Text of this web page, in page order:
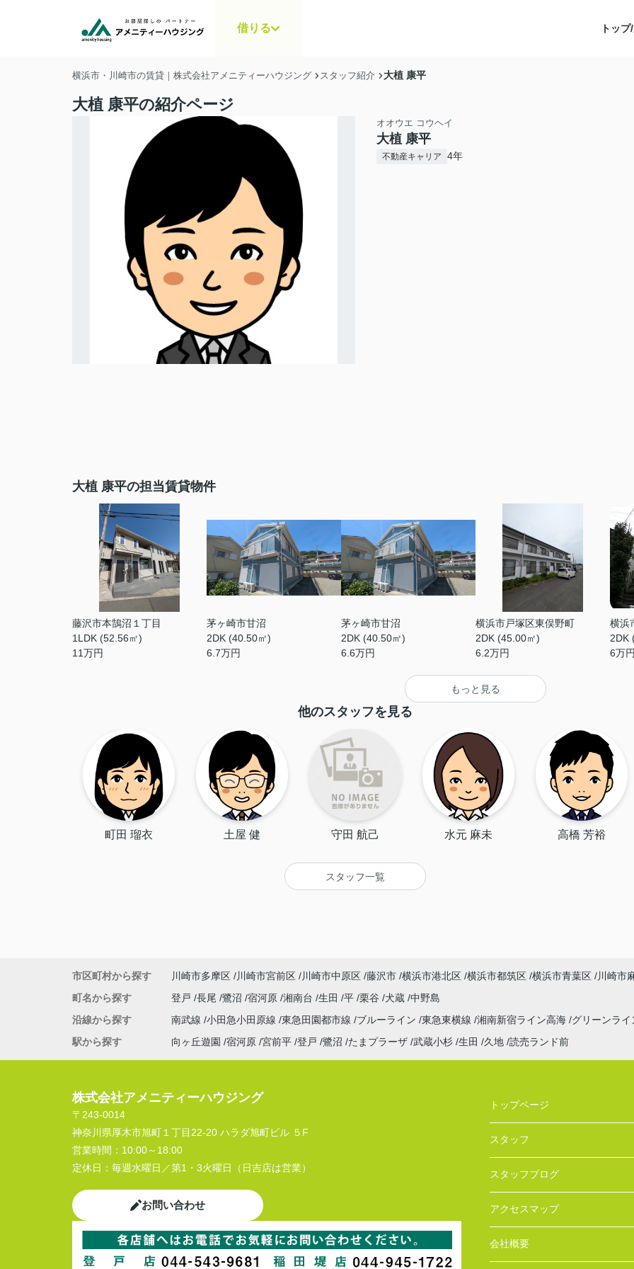
借りる トップ/
横浜市・川崎市の賃貸｜株式会社アメニティーハウジング スタッフ紹介 大植 康平
大植 康平の紹介ページ
オオウエ コウヘイ
大植 康平
不動産キャリア 4年
大植 康平の担当賃貸物件
藤沢市本鵠沼１丁目
1LDK (52.56㎡)
11万円
茅ヶ崎市甘沼
2DK (40.50㎡)
6.7万円
茅ヶ崎市甘沼
2DK (40.50㎡)
6.6万円
横浜市戸塚区東俣野町
2DK (45.00㎡)
6.2万円
横浜
2DK
6万円
もっと見る
他のスタッフを見る
町田 瑠衣 土屋 健 守田 航己 水元 麻未 高橋 芳裕
スタッフ一覧
市区町村から探す 川崎市多摩区 川崎市宮前区 川崎市中原区 藤沢市 横浜市港北区 横浜市都筑区 横浜市青葉区 川崎市
町名から探す
登戸 長尾 鷺沼 宿河原 湘南台 生田 平 栗谷 犬蔵 中野島
沿線から探す
南武線 小田急小田原線 東急田園都市線 ブルーライン 東急東横線 湘南新宿ライン高海 グリーンライ
駅から探す
向ヶ丘遊園 宿河原 宮前平 登戸 鷺沼 たまプラーザ 武蔵小杉 生田 久地 読売ランド前
株式会社アメニティーハウジング
〒243-0014
神奈川県厚木市旭町１丁目22-20 ハラダ旭町ビル ５F
営業時間： 10:00～18:00
定休日： 毎週水曜日／第1・3火曜日（日吉店は営業）
お問い合わせ
トップページ
スタッフ
スタッフブログ
アクセスマップ
会社概要